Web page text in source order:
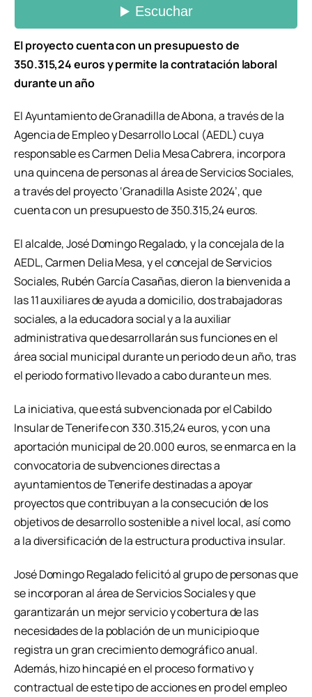
El proyecto cuenta con un presupuesto de
350.315,24 euros y permite la contratación laboral
durante un año
El Ayuntamiento de Granadilla de Abona, a través de la
Agencia de Empleo y Desarrollo Local (AEDL) cuya
responsable es Carmen Delia Mesa Cabrera, incorpora
una quincena de personas al área de Servicios Sociales,
a través del proyecto ‘Granadilla Asiste 2024’, que
cuenta con un presupuesto de 350.315,24 euros.
El alcalde, José Domingo Regalado, y la concejala de la
AEDL, Carmen Delia Mesa, y el concejal de Servicios
Sociales, Rubén García Casañas, dieron la bienvenida a
las 11 auxiliares de ayuda a domicilio, dos trabajadoras
sociales, a la educadora social y a la auxiliar
administrativa que desarrollarán sus funciones en el
área social municipal durante un periodo de un año, tras
el periodo formativo llevado a cabo durante un mes.
La iniciativa, que está subvencionada por el Cabildo
Insular de Tenerife con 330.315,24 euros, y con una
aportación municipal de 20.000 euros, se enmarca en la
convocatoria de subvenciones directas a
ayuntamientos de Tenerife destinadas a apoyar
proyectos que contribuyan a la consecución de los
objetivos de desarrollo sostenible a nivel local, así como
a la diversificación de la estructura productiva insular.
José Domingo Regalado felicitó al grupo de personas que
se incorporan al área de Servicios Sociales y que
garantizarán un mejor servicio y cobertura de las
necesidades de la población de un municipio que
registra un gran crecimiento demográfico anual.
Además, hizo hincapié en el proceso formativo y
contractual de este tipo de acciones en pro del empleo